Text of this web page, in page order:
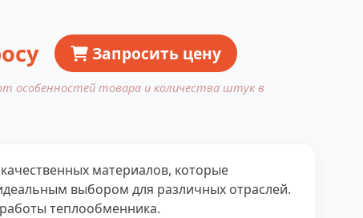
Запросить цену
особенностей товара и количества штук в
материалов, которые
выбором для различных отраслей.
теплообменника.